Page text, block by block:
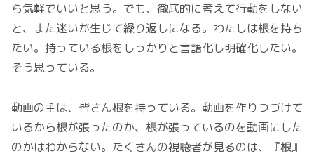
ら気軽でいいと思う。でも、徹底的に考えて行動をしない
と、また迷いが生じて繰り返しになる。わたしは根を持ち
たい。持っている根をしっかりと言語化し明確化したい。
そう思っている。
動画の主は、皆さん根を持っている。動画を作りつづけて
いるから根が張ったのか、根が張っているのを動画にした
のかはわからない。たくさんの視聴者が見るのは、『根』